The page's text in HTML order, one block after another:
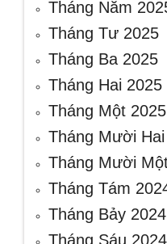
Tháng Năm
Tháng Tư 2025
Tháng Ba 2025
Tháng Hai 2025
Tháng Một 2025
Tháng Mười
Tháng Mười
Tháng Tám
Tháng Bảy 2024
Tháng Sáu 2024